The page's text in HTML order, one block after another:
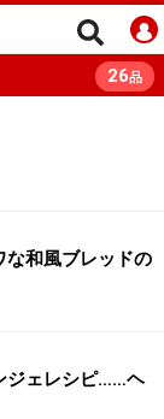
26品
な和風ブレッドの
ジェレシピ……ヘ